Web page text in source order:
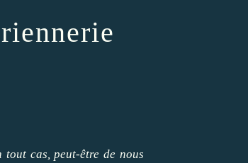
tout cas, peut-être de nous